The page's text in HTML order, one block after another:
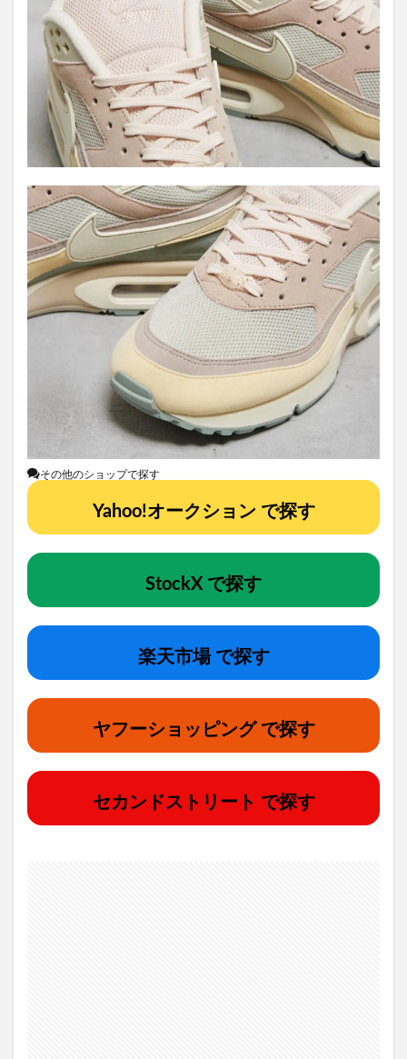
その他のショップで探す
Yahoo!オークション で探す
StockX で探す
楽天市場 で探す
ヤフーショッピング で探す
セカンドストリート で探す